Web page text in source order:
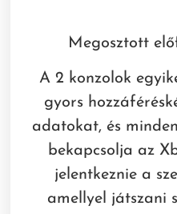
Megosztott
A 2 konzolok
gyors
adatokat, és
bekapcsolja az
jelentkeznie a
amellyel játszani